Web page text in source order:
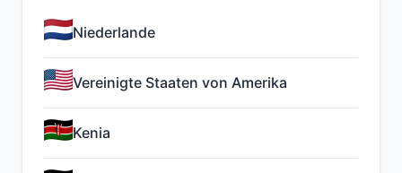
Niederlande
Vereinigte Staaten von Amerika
Kenia